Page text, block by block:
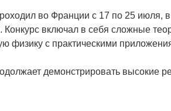
во Франции с 17 по 25 июля,
Конкурс включал в себя сложные
физику с практическими
демонстрировать высокие